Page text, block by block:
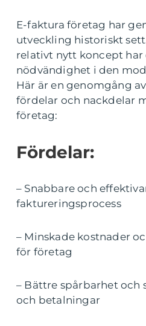
E-faktura företag har
utveckling historiskt
relativt nytt koncept har
nödvändighet i den
Här är en genomgång
fördelar och nackdelar
företag:
Fördelar:
– Snabbare och
faktureringsprocess
– Minskade kostnader
för företag
– Bättre spårbarhet och
och betalningar